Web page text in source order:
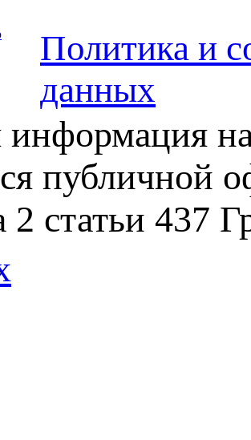
Политика и
данных
на
публичной
2 статьи 437